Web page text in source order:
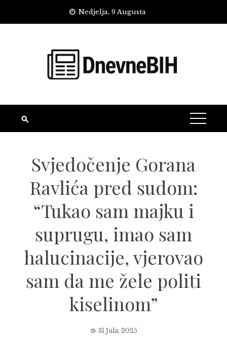
Nedjelja, 9 Augusta
Svjedočenje Gorana
Ravlića pred sudom:
“Tukao sam majku i
suprugu, imao sam
halucinacije, vjerovao
sam da me žele politi
kiselinom”
31 Jula, 2025